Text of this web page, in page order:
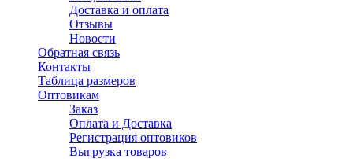
Доставка и оплата
Отзывы
Новости
Обратная связь
Контакты
Таблица размеров
Оптовикам
Заказ
Оплата и Доставка
Регистрация оптовиков
Выгрузка товаров